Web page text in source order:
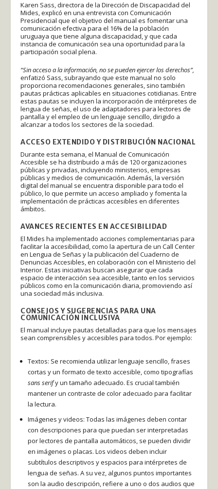
Karen Sass, directora de la Dirección de Discapacidad del
Mides, explicó en una entrevista con Comunicación
Presidencial que el objetivo del manual es fomentar una
comunicación efectiva para el 16% de la población
uruguaya que tiene alguna discapacidad, y que cada
instancia de comunicación sea una oportunidad para la
participación social plena.
“Sin acceso a la información, no se pueden ejercer los derechos”,
enfatizó Sass, subrayando que este manual no solo
proporciona recomendaciones generales, sino también
pautas prácticas aplicables en situaciones cotidianas. Entre
estas pautas se incluyen la incorporación de intérpretes de
lengua de señas, el uso de adaptadores para lectores de
pantalla y el empleo de un lenguaje sencillo, dirigido a
alcanzar a todos los sectores de la sociedad.
ACCESO EXTENDIDO Y DISTRIBUCIÓN NACIONAL
Durante esta semana, el Manual de Comunicación
Accesible se ha distribuido a más de 120 organizaciones
públicas y privadas, incluyendo ministerios, empresas
públicas y medios de comunicación. Además, la versión
digital del manual se encuentra disponible para todo el
público, lo que permite un acceso ampliado y fomenta la
implementación de prácticas accesibles en diferentes
ámbitos.
AVANCES RECIENTES EN ACCESIBILIDAD
El Mides ha implementado acciones complementarias para
facilitar la accesibilidad, como la apertura de un Call Center
en Lengua de Señas y la publicación del Cuaderno de
Denuncias Accesibles, en colaboración con el Ministerio del
Interior. Estas iniciativas buscan asegurar que cada
espacio de interacción sea accesible, tanto en los servicios
públicos como en la comunicación diaria, promoviendo así
una sociedad más inclusiva.
CONSEJOS Y SUGERENCIAS PARA UNA
COMUNICACIÓN INCLUSIVA
El manual incluye pautas detalladas para que los mensajes
sean comprensibles y accesibles para todos. Por ejemplo:
Textos: Se recomienda utilizar lenguaje sencillo, frases
cortas y un formato de texto accesible, como tipografías
sans serify un tamaño adecuado. Es crucial también
mantener un contraste de color adecuado para facilitar
la lectura.
Imágenes y videos: Todas las imágenes deben contar
con descripciones para que puedan ser interpretadas
por lectores de pantalla automáticos, se pueden dividir
en imágenes o placas. Los videos deben incluir
subtítulos descriptivos y espacios para intérpretes de
lengua de señas. A su vez, algunos puntos importantes
son la audio descripción, refiere a uno o dos audios que